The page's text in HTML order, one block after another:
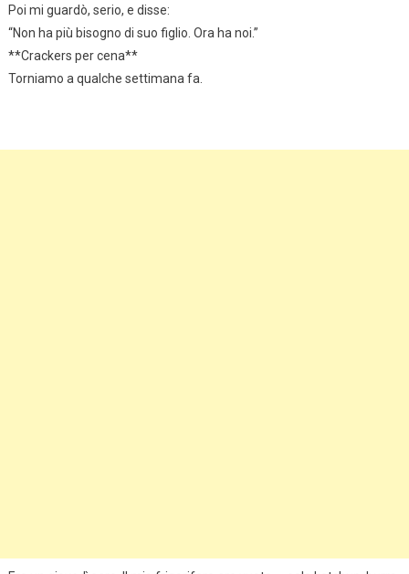
Poi mi guardò, serio, e disse:
“Non ha più bisogno di suo figlio. Ora ha noi.”
**Crackers per cena**
Torniamo a qualche settimana fa.